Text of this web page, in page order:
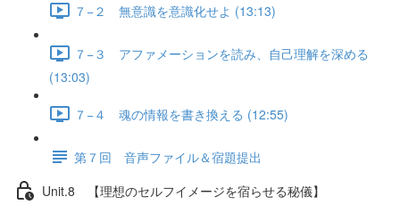
７−２ 無意識を意識化せよ (13:13)
７−３ アファメーションを読み、自己理解を深める
(13:03)
７−４ 魂の情報を書き換える (12:55)
第７回 音声ファイル＆宿題提出
Unit.8 【理想のセルフイメージを宿らせる秘儀】